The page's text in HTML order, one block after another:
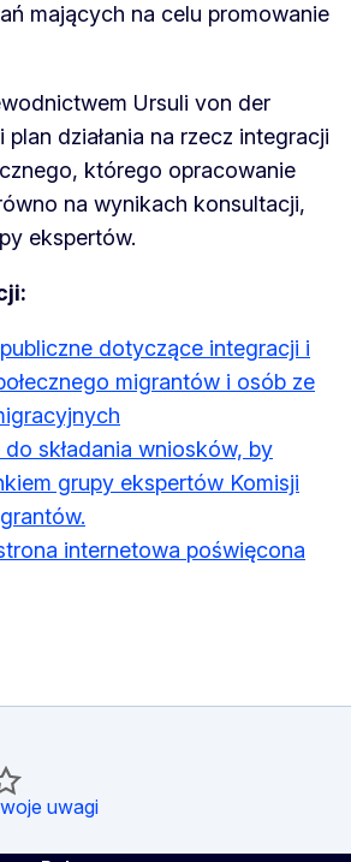
mających na celu promowanie
Ursuli von der
plan działania na rzecz integracji
którego opracowanie
na wynikach konsultacji,
ekspertów.
dotyczące integracji i
migrantów i osób ze
do składania wniosków, by
grupy ekspertów Komisji
internetowa poświęcona
uwagi